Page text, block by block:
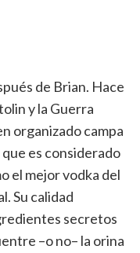
de Brian. Hace
y la Guerra
organizado campa
que es considerado
el mejor vodka del
Su calidad
secretos
–o no– la orina